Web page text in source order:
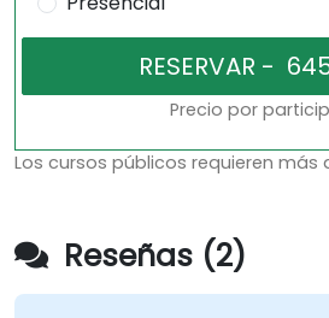
Precio por
Los cursos públicos requieren más
Reseñas (2)